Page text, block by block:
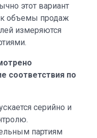
этот вариант
объемы продаж
измеряются
соответствия по
серийно и
партиям